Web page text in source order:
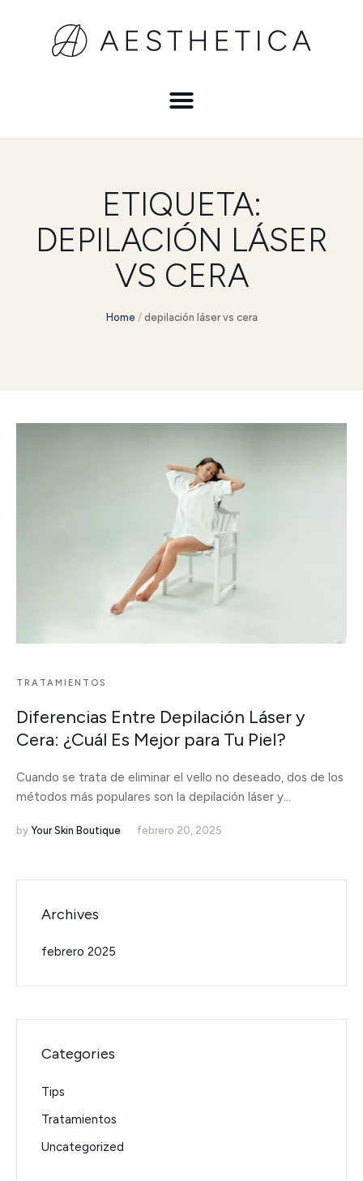
ETIQUETA:
DEPILACIÓN LÁSER
VS CERA
Home/ depilación láser vs cera
TRATAMIENTOS
Diferencias Entre Depilación Láser y
Cera: ¿Cuál Es Mejor para Tu Piel?
Cuando se trata de eliminar el vello no deseado, dos de los
métodos más populares son la depilación láser y...
by Your Skin Boutique febrero 20, 2025
Archives
febrero 2025
Categories
Tips
Tratamientos
Uncategorized